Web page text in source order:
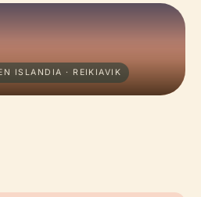
ISLANDIA · REIKIAVIK